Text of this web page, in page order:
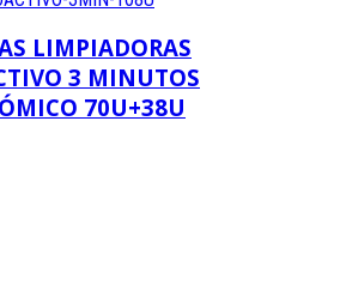
LIMPIADORAS
3 MINUTOS
70U+38U